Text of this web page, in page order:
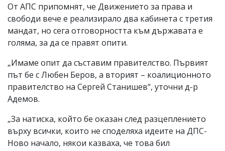
От АПС припомнят, че Движението за права и
свободи вече е реализирало два кабинета с третия
мандат, но сега отговорността към държавата е
голяма, за да се правят опити.
„Имаме опит да съставим правителство. Първият
път бе с Любен Беров, а вторият – коалиционното
правителство на Сергей Станишев“, уточни д-р
Адемов.
„За натиска, който бе оказан след разцеплението
върху всички, които не споделяха идеите на ДПС-
Ново начало, някои казваха, че това бил